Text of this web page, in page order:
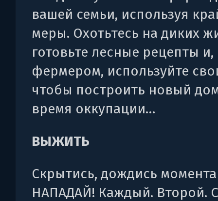
вашей семьи, используя
меры. Охотьтесь на диких
готовьте лесные рецепты и,
фермером, используйте
чтобы построить новый
время оккупации…
ВЫЖИТЬ
Скрытись, дождись
НАПАДАЙ! Каждый. Второй.